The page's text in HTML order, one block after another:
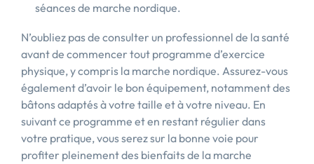
séances de marche nordique.
N’oubliez pas de consulter un professionnel de la santé
avant de commencer tout programme d’exercice
physique, y compris la marche nordique. Assurez-vous
également d’avoir le bon équipement, notamment des
bâtons adaptés à votre taille et à votre niveau. En
suivant ce programme et en restant régulier dans
votre pratique, vous serez sur la bonne voie pour
profiter pleinement des bienfaits de la marche